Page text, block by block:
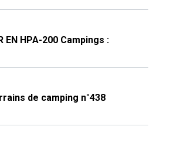
EN HPA-200 Campings :
de camping n°438